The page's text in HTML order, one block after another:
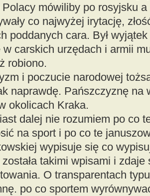
Polacy mówiliby po rosyjsku
co najwyżej irytację,
poddanych cara. Był
w carskich urzędach i armii
robiono.
i poczucie narodowej
naprawdę. Pańszczyznę na
okolicach Kraka.
dalej nie rozumiem po co
na sport i po co te
wypisuje się co
takimi wpisami i zdaje
O transparentach
po co sportem